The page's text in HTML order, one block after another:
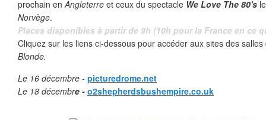
prochain en Angleterre et ceux du spectacle We Love The 80's
Norvège.
Places disponibles à partir de 9h (10h pour la France en ce
Cliquez sur les liens ci-dessous pour accéder aux sites des
Blonde.
Le 16 décembre - picturedrome.net
Le 18 décembre - o2shepherdsbushempire.co.uk